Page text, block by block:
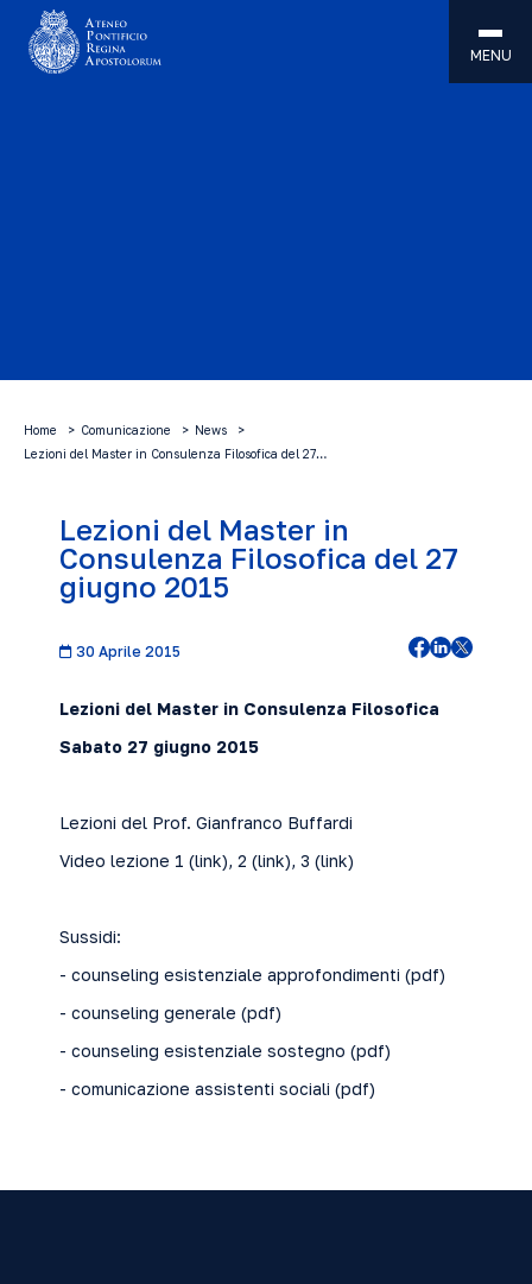
MENU
Home Comunicazione
News
Lezioni del Master in Consulenza Filosofica del 27…
Lezioni del Master in
Consulenza Filosofica del 27
giugno 2015
30 Aprile 2015
Lezioni del Master in Consulenza Filosofica
Sabato 27 giugno 2015
Lezioni del Prof. Gianfranco Buffardi
Video lezione 1 (link), 2 (link), 3 (link)
Sussidi:
- counseling esistenziale approfondimenti (pdf)
- counseling generale (pdf)
- counseling esistenziale sostegno (pdf)
- comunicazione assistenti sociali (pdf)